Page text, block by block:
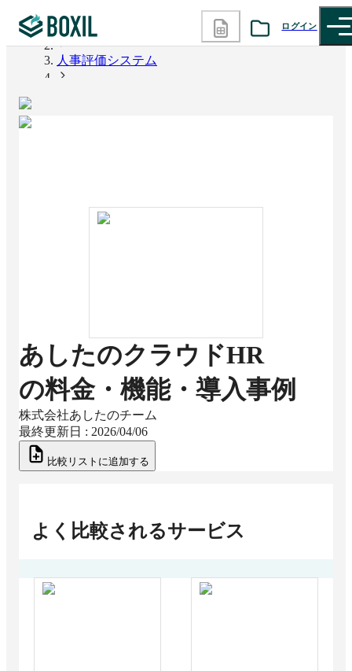
ログイン
カテゴリから探す
診断から探す
BOXIL
人事評価システム
あしたのクラウドHR
の料金・機能・導入事例
株式会社あしたのチーム
最終更新日 : 2026/04/06
比較リストに追加する
よく比較されるサービス